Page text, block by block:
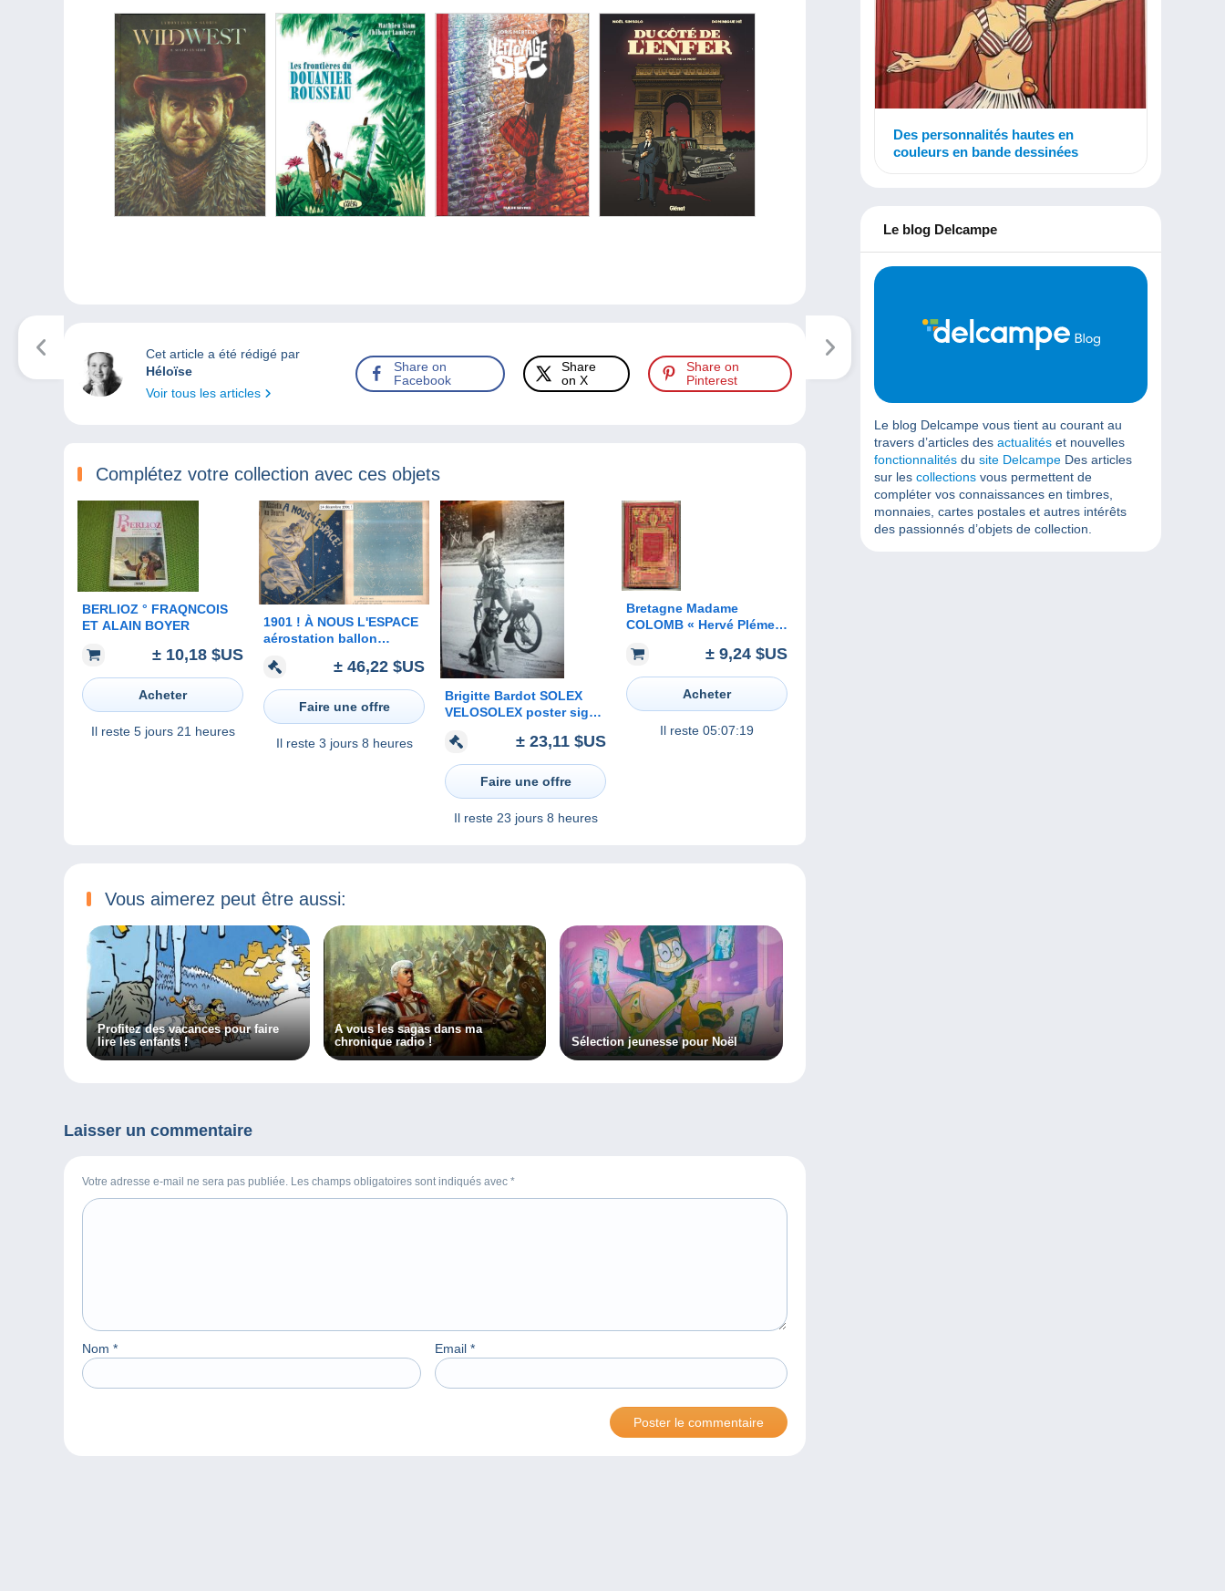
Cet article a été rédigé par
Héloïse
Voir tous les articles
Share on
Facebook
Share
on X
Share on
Pinterest
Complétez votre collection avec ces objets
BERLIOZ ° FRAQNCOIS
ET ALAIN BOYER
± 10,18 $US
Acheter
Il reste 5 jours 21 heures
1901 ! À NOUS L'ESPACE
aérostation ballon
aviation space moon
science-fiction -
L'ASSIETTE AU BEURRE
± 46,22 $US
Faire une offre
Il reste 3 jours 8 heures
Brigitte Bardot SOLEX
VELOSOLEX poster signé
BROMFIETS 60 JAAr
revue photo
± 23,11 $US
Faire une offre
Il reste 23 jours 8 heures
Bretagne Madame
COLOMB « Hervé Plémeur
± 9,24 $US
Acheter
Il reste 05:07:19
Vous aimerez peut être aussi:
Profitez des vacances pour faire
lire les enfants !
A vous les sagas dans ma
chronique radio !
Sélection jeunesse pour Noël
Laisser un commentaire
Votre adresse e-mail ne sera pas publiée. Les champs obligatoires sont indiqués avec *
Nom * Email *
Des personnalités hautes en
couleurs en bande dessinées
Le blog Delcampe
Le blog Delcampe vous tient au courant au
travers d’articles des actualités et nouvelles
fonctionnalités du site Delcampe Des articles
sur les collections vous permettent de
compléter vos connaissances en timbres,
monnaies, cartes postales et autres intérêts
des passionnés d’objets de collection.